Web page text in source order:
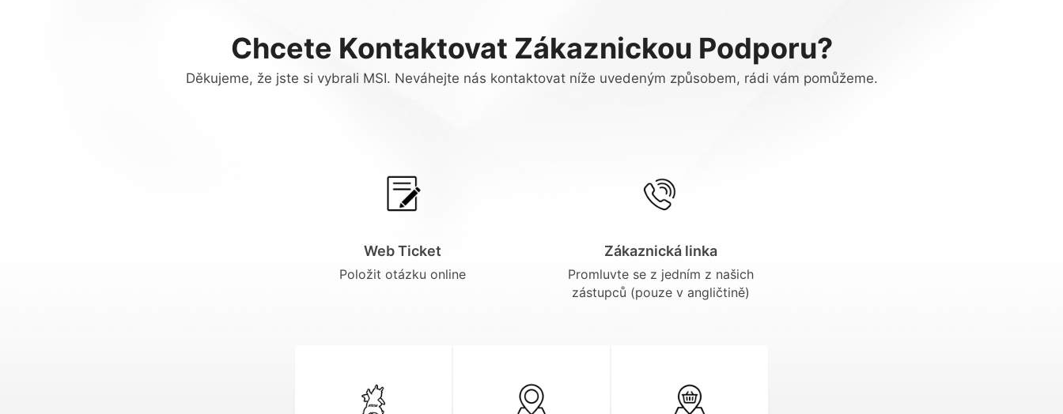
Chcete Kontaktovat Zákaznickou Podporu?
Děkujeme, že jste si vybrali MSI. Neváhejte nás kontaktovat níže uvedeným způsobem, rádi vám pomůžeme.
Web Ticket
Položit otázku online
Zákaznická linka
Promluvte se z jedním z našich
zástupců (pouze v angličtině)